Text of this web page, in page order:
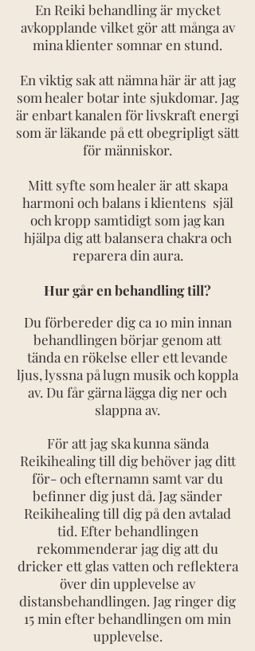
En Reiki behandling är mycket
avkopplande vilket gör att många av
mina klienter somnar en stund.
En viktig sak att nämna här är att jag
som healer botar inte sjukdomar. Jag
är enbart kanalen för livskraft energi
som är läkande på ett obegripligt sätt
för människor.
Mitt syfte som healer är att skapa
harmoni och balans i klientens själ
och kropp samtidigt som jag kan
hjälpa dig att balansera chakra och
reparera din aura.
Hur går en behandling till?
Du förbereder dig ca 10 min innan
behandlingen börjar genom att
tända en rökelse eller ett levande
ljus, lyssna på lugn musik och koppla
av. Du får gärna lägga dig ner och
slappna av.
För att jag ska kunna sända
Reikihealing till dig behöver jag ditt
för- och efternamn samt var du
befinner dig just då. Jag sänder
Reikihealing till dig på den avtalad
tid. Efter behandlingen
rekommenderar jag dig att du
dricker ett glas vatten och reflektera
över din upplevelse av
distansbehandlingen. Jag ringer dig
15 min efter behandlingen om min
upplevelse.